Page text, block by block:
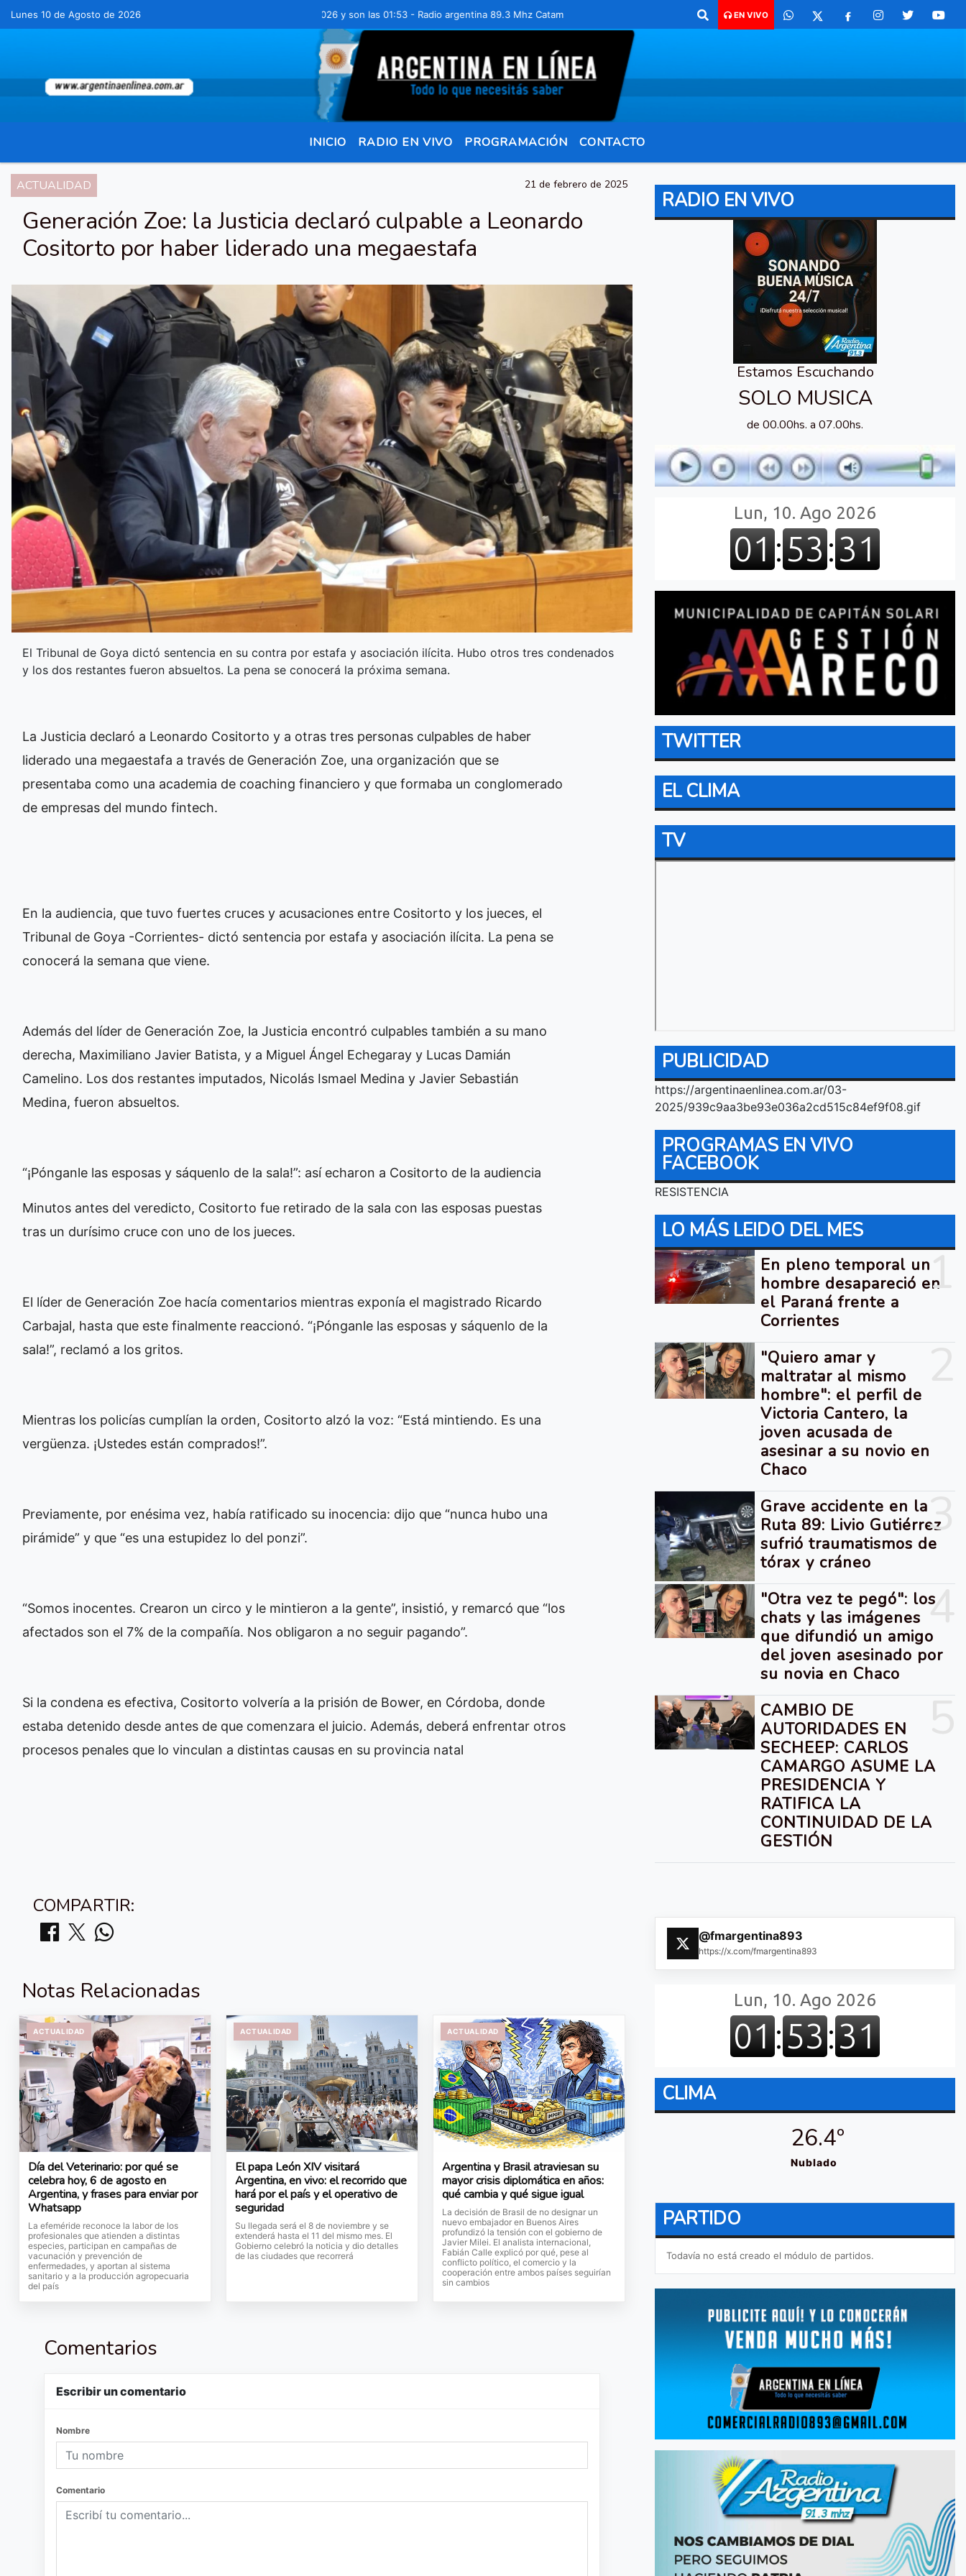
Lunes 10 de Agosto de 2026Hoy es Lunes 10 de Agosto de 2026 y son las 01:53 - Radio argentina 89.3 Mhz Catamarca 436 Resistencia Chaco para comunicarte 362 4879579 Radio argentina 89.3 Mhz
EN VIVO
INICIO RADIO EN VIVO PROGRAMACIÓN CONTACTO
ACTUALIDAD 21 de febrero de 2025
Generación Zoe: la Justicia declaró culpable a Leonardo
Cositorto por haber liderado una megaestafa
El Tribunal de Goya dictó sentencia en su contra por estafa y asociación ilícita. Hubo otros tres condenados
y los dos restantes fueron absueltos. La pena se conocerá la próxima semana.
La Justicia declaró a Leonardo Cositorto y a otras tres personas culpables de haber
liderado una megaestafa a través de Generación Zoe, una organización que se
presentaba como una academia de coaching financiero y que formaba un conglomerado
de empresas del mundo fintech.
En la audiencia, que tuvo fuertes cruces y acusaciones entre Cositorto y los jueces, el
Tribunal de Goya -Corrientes- dictó sentencia por estafa y asociación ilícita. La pena se
conocerá la semana que viene.
Además del líder de Generación Zoe, la Justicia encontró culpables también a su mano
derecha, Maximiliano Javier Batista, y a Miguel Ángel Echegaray y Lucas Damián
Camelino. Los dos restantes imputados, Nicolás Ismael Medina y Javier Sebastián
Medina, fueron absueltos.
“¡Pónganle las esposas y sáquenlo de la sala!”: así echaron a Cositorto de la audiencia
Minutos antes del veredicto, Cositorto fue retirado de la sala con las esposas puestas
tras un durísimo cruce con uno de los jueces.
El líder de Generación Zoe hacía comentarios mientras exponía el magistrado Ricardo
Carbajal, hasta que este finalmente reaccionó. “¡Pónganle las esposas y sáquenlo de la
sala!”, reclamó a los gritos.
Mientras los policías cumplían la orden, Cositorto alzó la voz: “Está mintiendo. Es una
vergüenza. ¡Ustedes están comprados!”.
Previamente, por enésima vez, había ratificado su inocencia: dijo que “nunca hubo una
pirámide” y que “es una estupidez lo del ponzi”.
“Somos inocentes. Crearon un circo y le mintieron a la gente”, insistió, y remarcó que “los
afectados son el 7% de la compañía. Nos obligaron a no seguir pagando”.
Si la condena es efectiva, Cositorto volvería a la prisión de Bower, en Córdoba, donde
estaba detenido desde antes de que comenzara el juicio. Además, deberá enfrentar otros
procesos penales que lo vinculan a distintas causas en su provincia natal
COMPARTIR:
Notas Relacionadas
ACTUALIDAD
Día del Veterinario: por qué se
celebra hoy, 6 de agosto en
Argentina, y frases para enviar por
Whatsapp
La efeméride reconoce la labor de los
profesionales que atienden a distintas
especies, participan en campañas de
vacunación y prevención de
enfermedades, y aportan al sistema
sanitario y a la producción agropecuaria
del país
ACTUALIDAD
El papa León XIV visitará
Argentina, en vivo: el recorrido que
hará por el país y el operativo de
seguridad
Su llegada será el 8 de noviembre y se
extenderá hasta el 11 del mismo mes. El
Gobierno celebró la noticia y dio detalles
de las ciudades que recorrerá
ACTUALIDAD
Argentina y Brasil atraviesan su
mayor crisis diplomática en años:
qué cambia y qué sigue igual
La decisión de Brasil de no designar un
nuevo embajador en Buenos Aires
profundizó la tensión con el gobierno de
Javier Milei. El analista internacional,
Fabián Calle explicó por qué, pese al
conflicto político, el comercio y la
cooperación entre ambos países seguirían
sin cambios
Comentarios
Escribir un comentario
Nombre
Comentario
RADIO EN VIVO
Estamos Escuchando
SOLO MUSICA
de 00.00hs. a 07.00hs.
TWITTER
EL CLIMA
TV
PUBLICIDAD
https://argentinaenlinea.com.ar/03-
2025/939c9aa3be93e036a2cd515c84ef9f08.gif
PROGRAMAS EN VIVO
FACEBOOK
RESISTENCIA
LO MÁS LEIDO DEL MES
1
En pleno temporal un
hombre desapareció en
el Paraná frente a
Corrientes
"Quiero amar y
maltratar al mismo
hombre": el perfil de
Victoria Cantero, la
joven acusada de
asesinar a su novio en
Chaco
3
Grave accidente en la
Ruta 89: Livio Gutiérrez
sufrió traumatismos de
tórax y cráneo
4
"Otra vez te pegó": los
chats y las imágenes
que difundió un amigo
del joven asesinado por
su novia en Chaco
CAMBIO DE
AUTORIDADES EN
SECHEEP: CARLOS
CAMARGO ASUME LA
PRESIDENCIA Y
RATIFICA LA
CONTINUIDAD DE LA
GESTIÓN
@fmargentina893
https://x.com/fmargentina893
CLIMA
26.4º
Nublado
PARTIDO
Todavía no está creado el módulo de partidos.